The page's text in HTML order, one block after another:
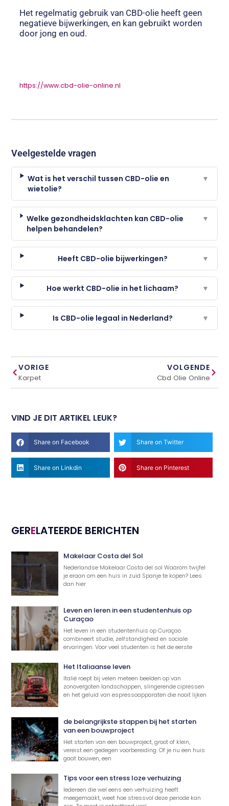
Het regelmatig gebruik van CBD-olie heeft geen
negatieve bijwerkingen, en kan gebruikt worden
door jong en oud.
https://www.cbd-olie-online.nl
Veelgestelde vragen
Wat is het verschil tussen CBD-olie en
wietolie?
▼
Welke gezondheidsklachten kan CBD-olie
helpen behandelen?
▼
Heeft CBD-olie bijwerkingen? ▼
Hoe werkt CBD-olie in het lichaam? ▼
Is CBD-olie legaal in Nederland? ▼
VORIGE
Karpet
VOLGENDE
Cbd Olie Online
VIND JE DIT ARTIKEL LEUK?
Share on Facebook Share on Twitter
Share on Linkdin Share on Pinterest
GERELATEERDE BERICHTEN
Makelaar Costa del Sol
Nederlandse Makelaar Costa del sol Waarom twijfel
je eraan om een huis in zuid Spanje te kopen? Lees
dan hier
Leven en leren in een studentenhuis op
Curaçao
Het leven in een studentenhuis op Curaçao
combineert studie, zelfstandigheid en sociale
ervaringen. Voor veel studenten is het de eerste
Het Italiaanse leven
Italië roept bij velen meteen beelden op van
zonovergoten landschappen, slingerende cipressen
en het geluid van espressoapparaten die nooit lijken
de belangrijkste stappen bij het starten
van een bouwproject
Het starten van een bouwproject, groot of klein,
vereist een gedegen voorbereiding. Of je nu een huis
gaat bouwen, een
Tips voor een stress loze verhuizing
Iedereen die wel eens een verhuizing heeft
meegemaakt, weet hoe stressvol deze periode kan